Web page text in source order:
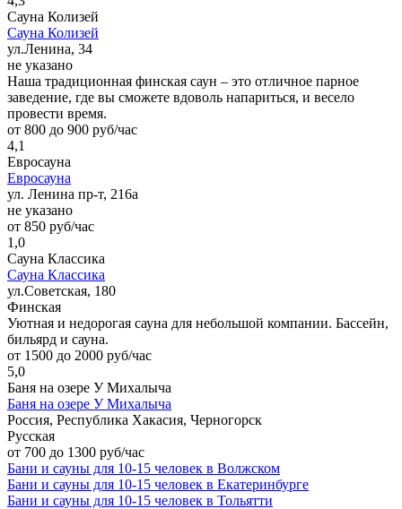
Сауна Колизей
Сауна Колизей
ул.Ленина, 34
не указано
Наша традиционная финская саун – это отличное парное
заведение, где вы сможете вдоволь напариться, и весело
провести время.
от 800 до 900 руб/час
4,1
Евросауна
Евросауна
ул. Ленина пр-т, 216а
не указано
от 850 руб/час
1,0
Сауна Классика
Сауна Классика
ул.Советская, 180
Финская
Уютная и недорогая сауна для небольшой компании. Бассейн,
бильярд и сауна.
от 1500 до 2000 руб/час
5,0
Баня на озере У Михалыча
Баня на озере У Михалыча
Россия, Республика Хакасия, Черногорск
Русская
от 700 до 1300 руб/час
Бани и сауны для 10-15 человек в Волжском
Бани и сауны для 10-15 человек в Екатеринбурге
Бани и сауны для 10-15 человек в Тольятти